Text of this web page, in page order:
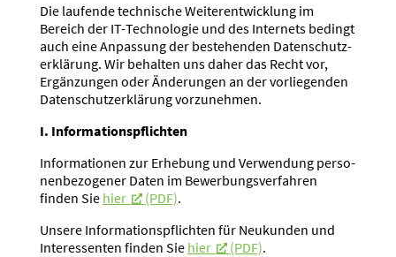
Die laufende technische Weiter­ent­wicklung im
Bereich der IT-Techno­logie und des Internets bedingt
auch eine Anpassung der bestehenden Daten­schutz­
er­klärung. Wir behalten uns daher das Recht vor,
Ergän­zungen oder Änderungen an der vorlie­genden
Daten­schutz­er­klärung vorzu­nehmen.
I. Infor­ma­ti­ons­pflichten
Infor­ma­tionen zur Erhebung und Verwendung perso­
nen­be­zo­gener Daten im Bewer­bungs­ver­fahren
finden Sie hier (PDF).
Unsere Infor­ma­ti­ons­pflichten für Neukunden und
Inter­es­senten finden Sie hier (PDF).